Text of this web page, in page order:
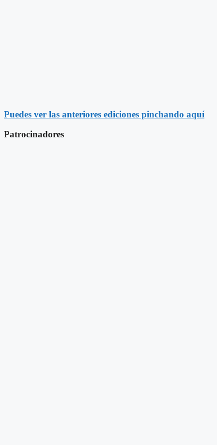
Puedes ver las anteriores ediciones pinchando aquí
Patrocinadores